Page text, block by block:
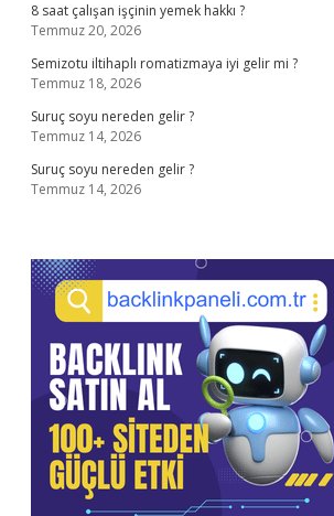
8 saat çalışan işçinin yemek hakkı ?
Temmuz 20, 2026
Semizotu iltihaplı romatizmaya iyi gelir mi ?
Temmuz 18, 2026
Suruç soyu nereden gelir ?
Temmuz 14, 2026
Suruç soyu nereden gelir ?
Temmuz 14, 2026